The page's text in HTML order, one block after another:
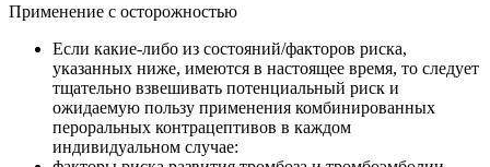
Применение с осторожностью
Если какие-либо из состояний/факторов риска,
указанных ниже, имеются в настоящее время, то следует
тщательно взвешивать потенциальный риск и
ожидаемую пользу применения комбинированных
пероральных контрацептивов в каждом
индивидуальном случае: